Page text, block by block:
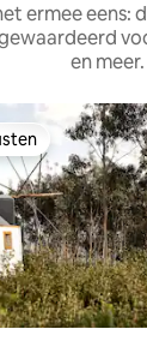
ermee eens:
en meer.